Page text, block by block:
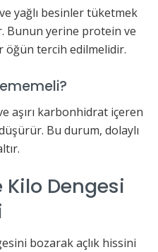
yağlı besinler tüketmek
Bunun yerine protein ve
öğün tercih edilmelidir.
aşırı karbonhidrat içeren
Bu durum, dolaylı
Dengesi
bozarak açlık hissini